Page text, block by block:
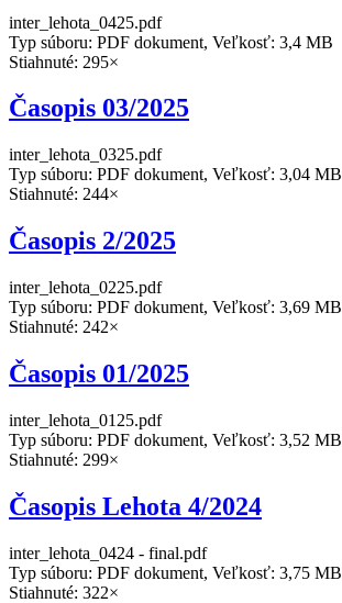
inter_lehota_0425.pdf
Typ súboru: PDF dokument, Veľkosť: 3,4 MB
Stiahnuté: 295×
Časopis 03/2025
inter_lehota_0325.pdf
Typ súboru: PDF dokument, Veľkosť: 3,04 MB
Stiahnuté: 244×
Časopis 2/2025
inter_lehota_0225.pdf
Typ súboru: PDF dokument, Veľkosť: 3,69 MB
Stiahnuté: 242×
Časopis 01/2025
inter_lehota_0125.pdf
Typ súboru: PDF dokument, Veľkosť: 3,52 MB
Stiahnuté: 299×
Časopis Lehota 4/2024
inter_lehota_0424 - final.pdf
Typ súboru: PDF dokument, Veľkosť: 3,75 MB
Stiahnuté: 322×